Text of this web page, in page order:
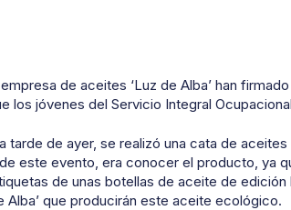
de aceites ‘Luz de Alba’ han
los jóvenes del Servicio Integral
tarde de ayer, se realizó una cata de
este evento, era conocer el producto, ya
de unas botellas de aceite de
Alba’ que producirán este aceite ecológico.